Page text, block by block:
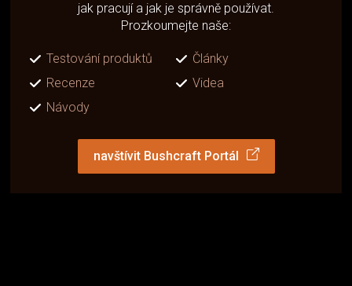
jak pracují a jak je správně používat.
Prozkoumejte naše:
Testování produktů
Články
Recenze
Videa
Návody
navštívit Bushcraft Portál